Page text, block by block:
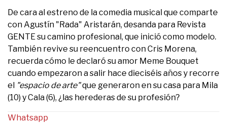
De cara al estreno de la comedia musical que comparte
con Agustín "Rada" Aristarán, desanda para Revista
GENTE su camino profesional, que inició como modelo.
También revive su reencuentro con Cris Morena,
recuerda cómo le declaró su amor Meme Bouquet
cuando empezaron a salir hace dieciséis años y recorre
el "espacio de arte"que generaron en su casa para Mila
(10) y Cala (6), ¿las herederas de su profesión?
Whatsapp